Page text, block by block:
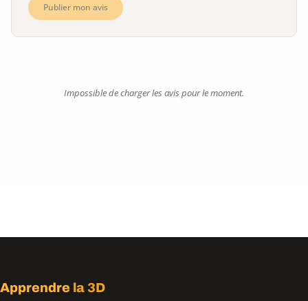
Publier mon avis
Impossible de charger les avis pour le moment.
Apprendre la 3D